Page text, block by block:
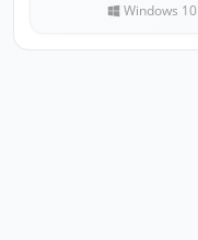
Windows 10